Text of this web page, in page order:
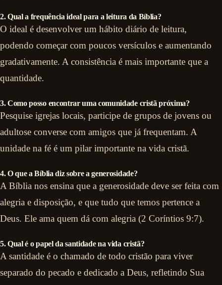
2. Qual a frequência ideal para a leitura da Bíblia?
O ideal é desenvolver um hábito diário de leitura,
podendo começar com poucos versículos e aumentando
gradativamente. A consistência é mais importante que a
quantidade.
3. Como posso encontrar uma comunidade cristã próxima?
Pesquise igrejas locais, participe de grupos de jovens ou
adultose converse com amigos que já frequentam. A
unidade na fé é um pilar importante na vida cristã.
4. O que a Bíblia diz sobre a generosidade?
A Bíblia nos ensina que a generosidade deve ser feita com
alegria e disposição, e que tudo que temos pertence a
Deus. Ele ama quem dá com alegria (2 Coríntios 9:7).
5. Qual é o papel da santidade na vida cristã?
A santidade é o chamado de todo cristão para viver
separado do pecado e dedicado a Deus, refletindo Sua